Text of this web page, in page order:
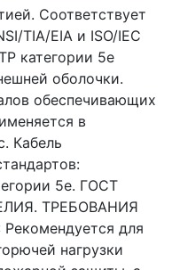
Соответствует
TIA/EIA и ISO/IEC
категории 5e
оболочки.
обеспечивающих
в
Кабель
5е. ГОСТ
ТРЕБОВАНИЯ
для
нагрузки